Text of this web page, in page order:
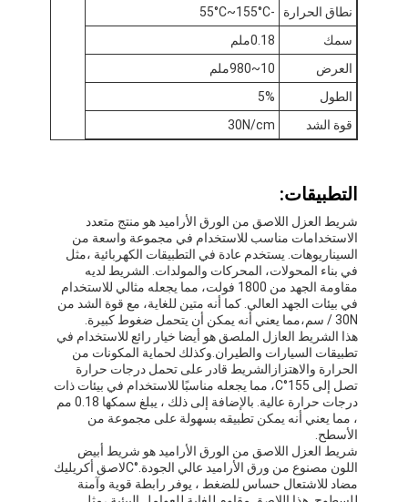
منتجات
معلومات عنا
جولة في المعمل
اتصل بنا
شريط عازل لاصق
شريط عزل قماش زجاجي
شريط عازل مقاوم للحرارة
شريط لاصق من القماش الزجاجي
شريط لاصق فيلم بوليميد
شريط لاصق رقائق الألومنيوم
نطاق الحرارة
-55°C~155°C
سمك
0.18ملم
العرض
10~980ملم
الطول
5%
قوة الشد
30N/cm
التطبيقات:
شريط العزل اللاصق من الورق الأراميد هو منتج متعدد
الاستخدامات مناسب للاستخدام في مجموعة واسعة من
السيناريوهات. يستخدم عادة في التطبيقات الكهربائية ،مثل
في بناء المحولات، المحركات والمولدات. الشريط لديه
مقاومة الجهد من 1800 فولت، مما يجعله مثالي للاستخدام
في بيئات الجهد العالي. كما أنه متين للغاية، مع قوة الشد من
30N / سم،مما يعني أنه يمكن أن يتحمل ضغوط كبيرة.
هذا الشريط العازل الملصق هو أيضا خيار رائع للاستخدام في
تطبيقات السيارات والطيران.وكذلك لحماية المكونات من
الحرارة والاهتزازالشريط قادر على تحمل درجات حرارة
تصل إلى 155
°C
، مما يجعله مناسبًا للاستخدام في بيئات ذات
درجات حرارة عالية. بالإضافة إلى ذلك ، يبلغ سمكها 0.18 مم
، مما يعني أنه يمكن تطبيقه بسهولة على مجموعة من
الأسطح.
شريط العزل اللاصق من الورق الأراميد هو شريط أبيض
اللون مصنوع من ورق الأراميد عالي الجودة.°C
لاصق أكريليك
مضاد للاشتعال حساس للضغط ، يوفر رابطة قوية وآمنة